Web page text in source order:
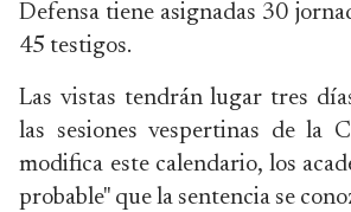
Defensa tiene asignadas 30
45 testigos.
Las vistas tendrán lugar tres
las sesiones vespertinas de la
modifica este calendario, los
probable" que la sentencia se